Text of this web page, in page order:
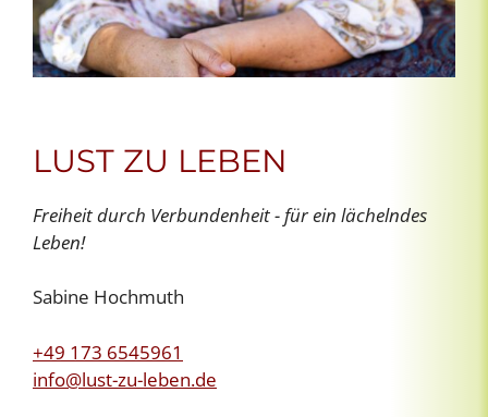
LUST ZU LEBEN
Freiheit durch Verbundenheit - für ein lächelndes
Leben!
Sabine Hochmuth
+49 173 6545961
info@lust-zu-leben.de